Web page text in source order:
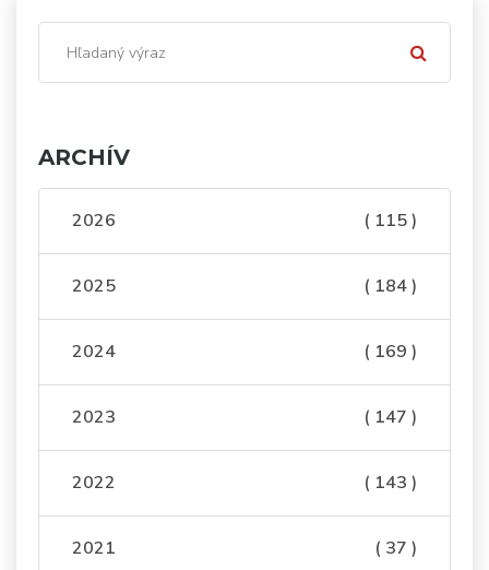
ARCHÍV
2026 ( 115 )
2025 ( 184 )
2024 ( 169 )
2023 ( 147 )
2022 ( 143 )
2021 ( 37 )